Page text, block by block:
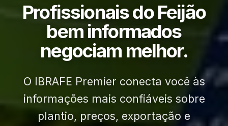
Profissionais do Feijão
bem informados
negociam melhor.
O IBRAFE Premier conecta você às
informações mais confiáveis sobre
plantio, preços, exportação e